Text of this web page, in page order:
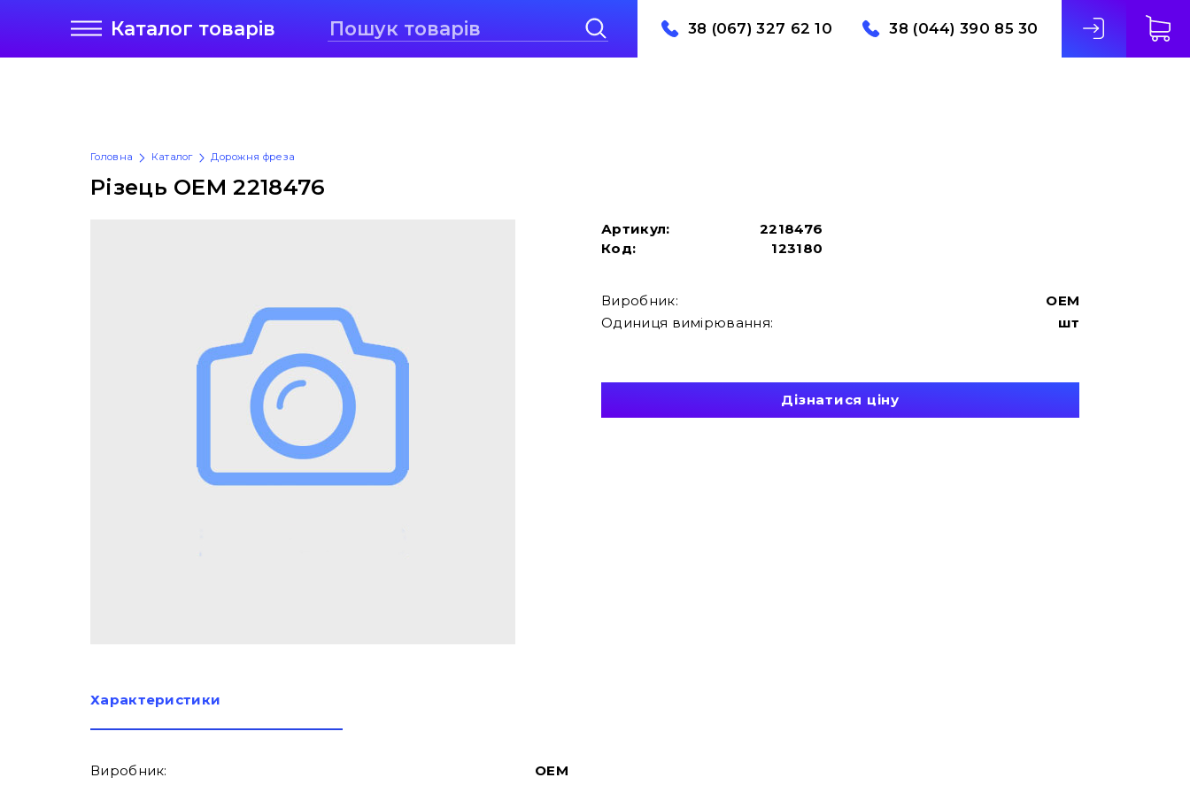
Каталог товарів 38 (067) 327 62 10 38 (044) 390 85 30
Головна Каталог Дорожня фреза
Різець OEM 2218476
Артикул:
2218476
Код:
123180
Виробник:
OEM
Одиниця вимірювання:
шт
Дізнатися ціну
Характеристики
Виробник: OEM